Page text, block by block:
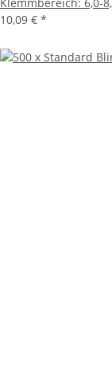
10,09 € *